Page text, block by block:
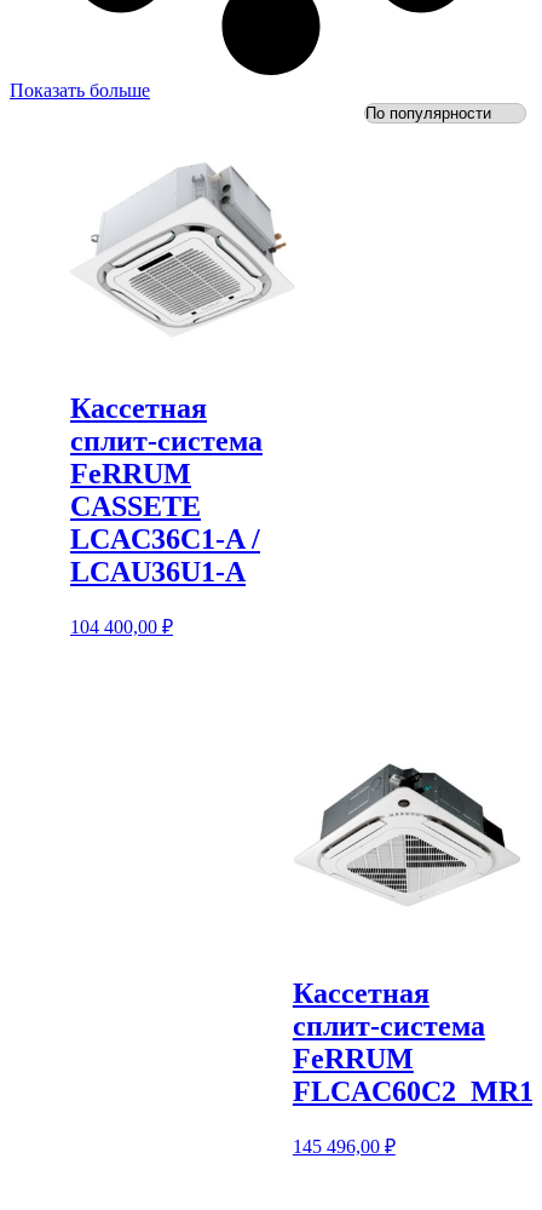
Показать больше
Кассетная
сплит-система
FeRRUM
CASSETE
LCAC36C1-A /
LCAU36U1-A
104 400,00 ₽
Кассетная
сплит-система
FeRRUM
145 496,00 ₽